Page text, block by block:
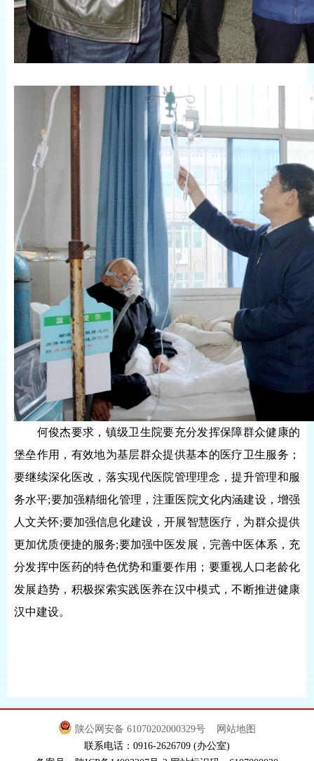
何俊杰要求，镇级卫生院要充分发挥保障群众健康的
堡垒作用，有效地为基层群众提供基本的医疗卫生服务；
要继续深化医改，落实现代医院管理理念，提升管理和服
务水平;要加强精细化管理，注重医院文化内涵建设，增强
人文关怀;要加强信息化建设，开展智慧医疗，为群众提供
更加优质便捷的服务;要加强中医发展，完善中医体系，充
分发挥中医药的特色优势和重要作用；要重视人口老龄化
发展趋势，积极探索实践医养在汉中模式，不断推进健康
汉中建设。
陕公网安备 61070202000329号
网站地图
联系电话：0916-2626709 (办公室)